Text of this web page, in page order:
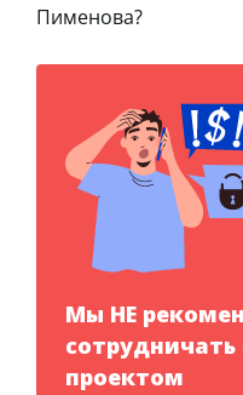
Пименова?
Мы НЕ
проектом